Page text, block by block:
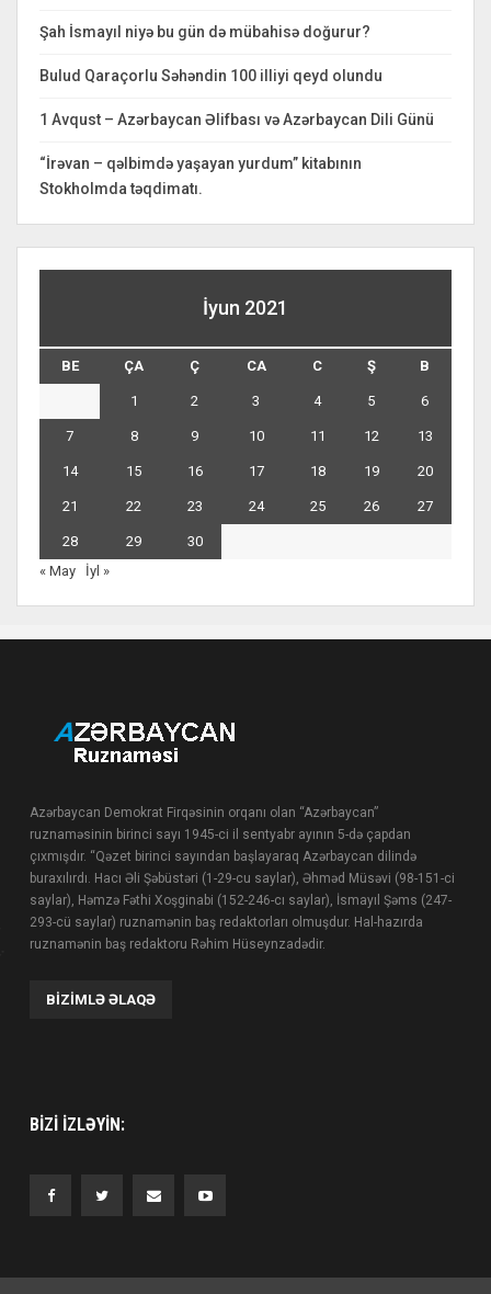
Şah İsmayıl niyə bu gün də mübahisə doğurur?
Bulud Qaraçorlu Səhəndin 100 illiyi qeyd olundu
1 Avqust – Azərbaycan Əlifbası və Azərbaycan Dili Günü
“İrəvan – qəlbimdə yaşayan yurdum” kitabının
Stokholmda təqdimatı.
İyun 2021
BE ÇA Ç CA C Ş B
1 2 3 4 5 6
7 8 9 10 11 12 13
14 15 16 17 18 19 20
21 22 23 24 25 26 27
28 29
30
« May
İyl »
Azərbaycan Demokrat Firqəsinin orqanı olan “Azərbaycan”
ruznaməsinin birinci sayı 1945-ci il sentyabr ayının 5-də çapdan
çıxmışdır. “Qəzet birinci sayından başlayaraq Azərbaycan dilində
buraxılırdı. Hacı Əli Şəbüstəri (1-29-cu saylar), Əhməd Müsəvi (98-151-ci
saylar), Həmzə Fəthi Xoşginabi (152-246-cı saylar), İsmayıl Şəms (247-
293-cü saylar) ruznamənin baş redaktorları olmuşdur. Hal-hazırda
ruznamənin baş redaktoru Rəhim Hüseynzadədir.
BIZIMLƏ ƏLAQƏ
BIZI IZLƏYIN: